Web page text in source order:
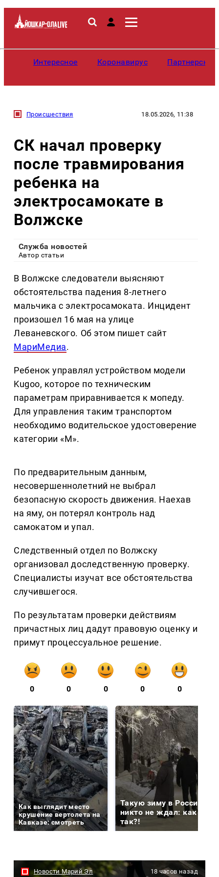
Интересное Коронавирус
Происшествия 18.05.2026, 11:38
СК начал проверку
после травмирования
ребенка на
электросамокате в
Волжске
Служба новостей
Автор статьи
В Волжске следователи выясняют
обстоятельства падения 8-летнего
мальчика с электросамоката. Инцидент
произошел 16 мая на улице
Леваневского. Об этом пишет сайт
МариМедиа.
Ребенок управлял устройством модели
Kugoo, которое по техническим
параметрам приравнивается к мопеду.
Для управления таким транспортом
необходимо водительское удостоверение
категории «М».
По предварительным данным,
несовершеннолетний не выбрал
безопасную скорость движения. Наехав
на яму, он потерял контроль над
самокатом и упал.
Следственный отдел по Волжску
организовал доследственную проверку.
Специалисты изучат все обстоятельства
случившегося.
По результатам проверки действиям
причастных лиц дадут правовую оценку и
примут процессуальное решение.
0 0 0 0 0
Как выглядит место
крушение вертолета на
Кавказе: смотреть
Такую зиму в России
никто не ждал: как
так?!
Новости Марий Эл 18 часов назад